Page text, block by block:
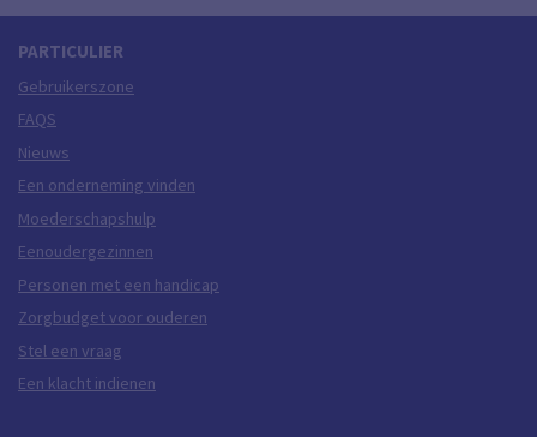
PARTICULIER
Gebruikerszone
FAQS
Nieuws
Een onderneming vinden
Moederschapshulp
Eenoudergezinnen
Personen met een handicap
Zorgbudget voor ouderen
Stel een vraag
Een klacht indienen